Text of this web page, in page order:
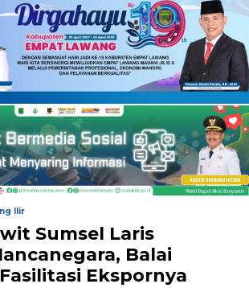
Ilir
Sumsel Laris
Balai
Ekspornya